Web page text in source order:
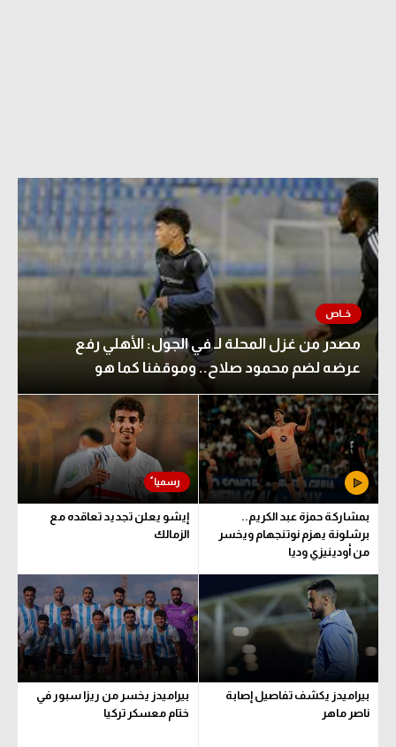
مصدر من غزل المحلة لـ في الجول: الأهلي رفع
عرضه لضم محمود صلاح.. وموقفنا كما هو
بمشاركة حمزة عبد الكريم..
برشلونة يهزم نوتنجهام ويخسر
من أودينيزي وديا
إيشو يعلن تجديد تعاقده مع
الزمالك
بيراميدز يكشف تفاصيل إصابة
ناصر ماهر
بيراميدز يخسر من ريزا سبور في
ختام معسكر تركيا